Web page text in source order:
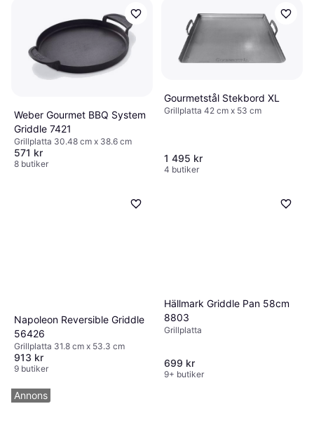
Weber Gourmet BBQ System
Griddle 7421
Grillplatta 30.48 cm x 38.6 cm
571 kr
8 butiker
Gourmetstål Stekbord XL
Grillplatta 42 cm x 53 cm
1 495 kr
4 butiker
Napoleon Reversible Griddle
56426
Grillplatta 31.8 cm x 53.3 cm
913 kr
9 butiker
Hällmark Griddle Pan 58cm
8803
Grillplatta
699 kr
9+ butiker
Annons